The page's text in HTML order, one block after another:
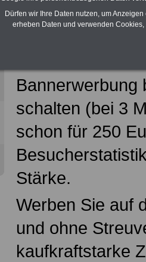
oeffentlichen-
Bannerwerbung
schalten (bei 3
schon für 250
Stärke.
Werben Sie auf
und ohne
kaufkraftstarke
Dürfen wir Ihre Daten nutzen, um
erheben Daten und verwenden